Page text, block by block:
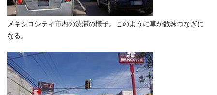
メキシコシティ市内の渋滞の様子。このように車が数珠つなぎに
なる。